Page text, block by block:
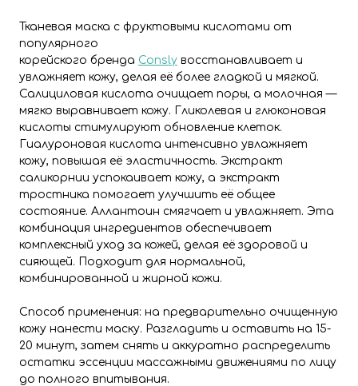
Тканевая маска с фруктовыми кислотами от
популярного
корейского бренда Consly восстанавливает и
увлажняет кожу, делая её более гладкой и мягкой.
Салициловая кислота очищает поры, а молочная —
мягко выравнивает кожу. Гликолевая и глюконовая
кислоты стимулируют обновление клеток.
Гиалуроновая кислота интенсивно увлажняет
кожу, повышая её эластичность. Экстракт
саликорнии успокаивает кожу, а экстракт
тростника помогает улучшить её общее
состояние. Аллантоин смягчает и увлажняет. Эта
комбинация ингредиентов обеспечивает
комплексный уход за кожей, делая её здоровой и
сияющей. Подходит для нормальной,
комбинированной и жирной кожи.
Способ применения: на предварительно очищенную
кожу нанести маску. Разгладить и оставить на 15-
20 минут, затем снять и аккуратно распределить
остатки эссенции массажными движениями по лицу
до полного впитывания.